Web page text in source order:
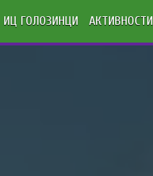
ИЦ ГОЛОЗИНЦИ АКТИВНОСТИ